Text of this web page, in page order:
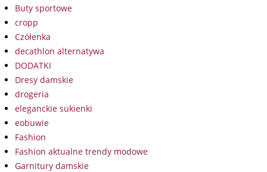
Buty sportowe
cropp
Czółenka
decathlon alternatywa
DODATKI
Dresy damskie
drogeria
eleganckie sukienki
eobuwie
Fashion
Fashion aktualne trendy modowe
Garnitury damskie